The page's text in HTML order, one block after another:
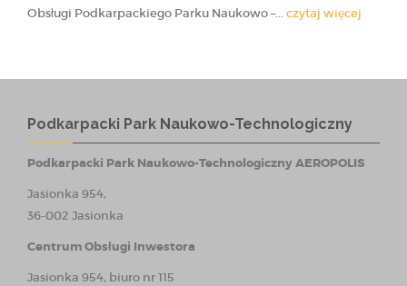
Obsługi Podkarpackiego Parku Naukowo –... czytaj więcej
Podkarpacki Park Naukowo-Technologiczny
Podkarpacki Park Naukowo-Technologiczny AEROPOLIS
Jasionka 954,
36-002 Jasionka
Centrum Obsługi Inwestora
Jasionka 954, biuro nr 115